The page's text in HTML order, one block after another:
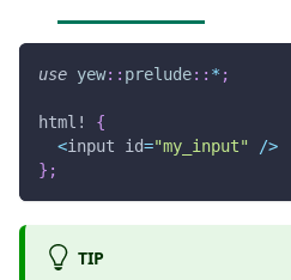
use yew:: prelude:: * ;
html!
{
<input id="my_input" />
} ;
TIP